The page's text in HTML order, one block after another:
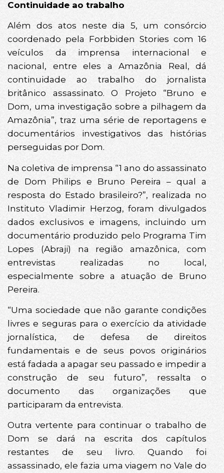
Continuidade ao trabalho
Além dos atos neste dia 5, um consórcio
coordenado pela Forbbiden Stories com 16
veículos da imprensa internacional e
nacional, entre eles a Amazônia Real, dá
continuidade ao trabalho do jornalista
britânico assassinato. O Projeto “Bruno e
Dom, uma investigação sobre a pilhagem da
Amazônia”, traz uma série de reportagens e
documentários investigativos das histórias
perseguidas por Dom.
Na coletiva de imprensa “1 ano do assassinato
de Dom Philips e Bruno Pereira – qual a
resposta do Estado brasileiro?”, realizada no
Instituto Vladimir Herzog, foram divulgados
dados exclusivos e imagens, incluindo um
documentário produzido pelo Programa Tim
Lopes (Abraji) na região amazônica, com
entrevistas realizadas no local,
especialmente sobre a atuação de Bruno
Pereira.
“Uma sociedade que não garante condições
livres e seguras para o exercício da atividade
jornalística, de defesa de direitos
fundamentais e de seus povos originários
está fadada a apagar seu passado e impedir a
construção de seu futuro”, ressalta o
documento das organizações que
participaram da entrevista.
Outra vertente para continuar o trabalho de
Dom se dará na escrita dos capítulos
restantes de seu livro. Quando foi
assassinado, ele fazia uma viagem no Vale do